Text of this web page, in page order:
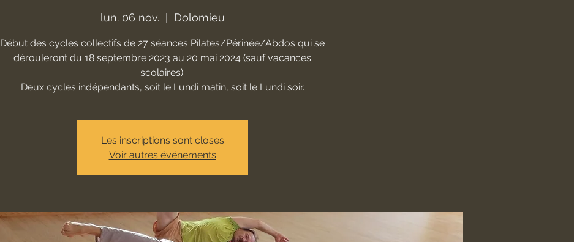
lun. 06 nov.
  |
Dolomieu
Début des cycles collectifs de 27 séances Pilates/Périnée/Abdos qui se
dérouleront du 18 septembre 2023 au 20 mai 2024 (sauf vacances
scolaires).
Deux cycles indépendants, soit le Lundi matin, soit le Lundi soir.
Les inscriptions sont closes
Voir autres événements